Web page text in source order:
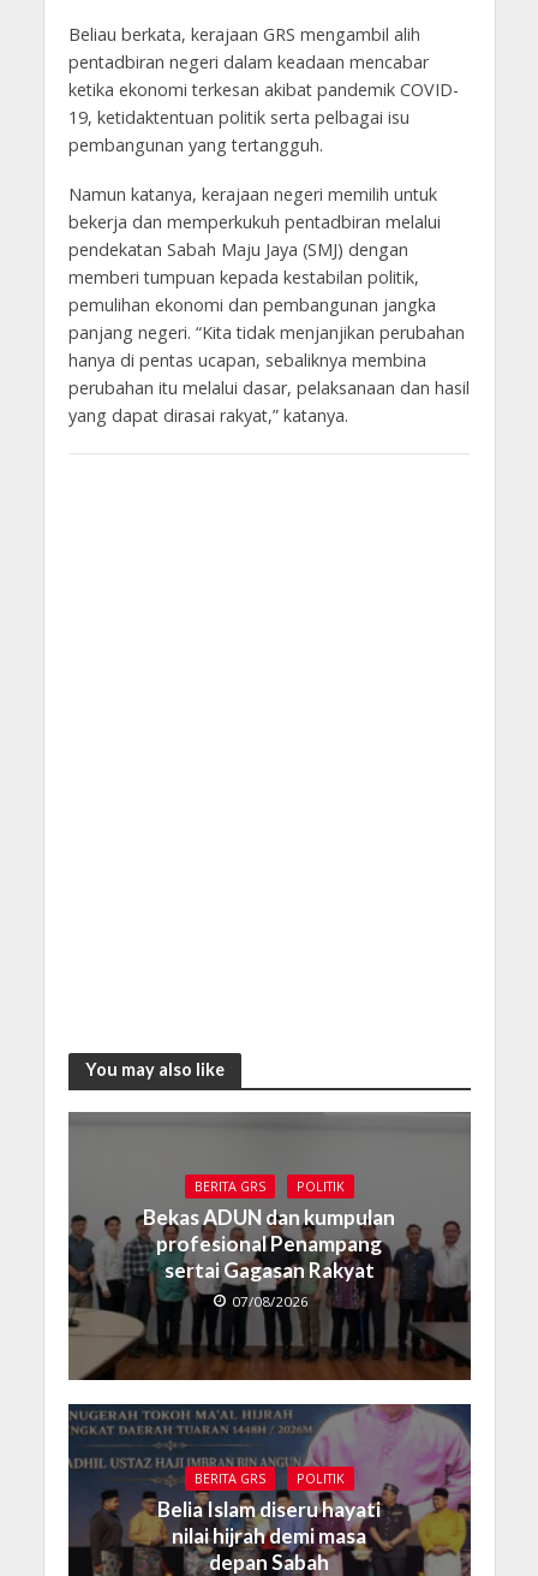
Beliau berkata, kerajaan GRS mengambil alih
pentadbiran negeri dalam keadaan mencabar
ketika ekonomi terkesan akibat pandemik COVID-
19, ketidaktentuan politik serta pelbagai isu
pembangunan yang tertangguh.
Namun katanya, kerajaan negeri memilih untuk
bekerja dan memperkukuh pentadbiran melalui
pendekatan Sabah Maju Jaya (SMJ) dengan
memberi tumpuan kepada kestabilan politik,
pemulihan ekonomi dan pembangunan jangka
panjang negeri. “Kita tidak menjanjikan perubahan
hanya di pentas ucapan, sebaliknya membina
perubahan itu melalui dasar, pelaksanaan dan hasil
yang dapat dirasai rakyat,” katanya.
You may also like
BERITA GRS POLITIK
Bekas ADUN dan kumpulan
profesional Penampang
sertai Gagasan Rakyat
07/08/2026
BERITA GRS POLITIK
Belia Islam diseru hayati
nilai hijrah demi masa
depan Sabah